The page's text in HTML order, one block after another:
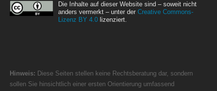
Die Inhalte auf dieser Website sind – soweit nicht
anders vermerkt – unter der Creative Commons-
Lizenz BY 4.0 lizenziert.
Hinweis: Diese Seiten stellen keine Rechtsberatung dar, sondern
sollen Sie hinsichtlich einer ersten Orientierung umfassend